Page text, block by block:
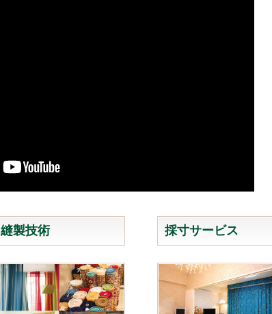
縫製技術 採寸サービス